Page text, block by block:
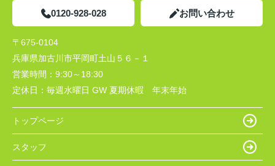
0120-928-028 お問い合わせ
〒675-0104
兵庫県加古川市平岡町土山５６－１
営業時間： 9:30～18:30
定休日： 毎週水曜日 GW 夏期休暇 年末年始
トップページ
スタッフ